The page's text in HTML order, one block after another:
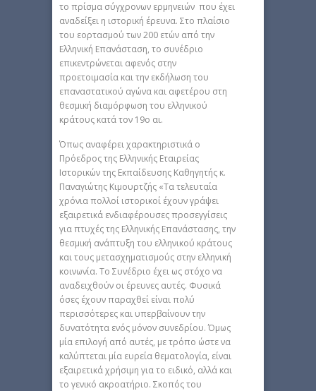
το πρίσμα σύγχρονων ερμηνειών που έχει
αναδείξει η ιστορική έρευνα. Στο πλαίσιο
του εορτασμού των 200 ετών από την
Ελληνική Επανάσταση, το συνέδριο
επικεντρώνεται αφενός στην
προετοιμασία και την εκδήλωση του
επαναστατικού αγώνα και αφετέρου στη
θεσμική διαμόρφωση του ελληνικού
κράτους κατά τον 19ο αι.
Όπως αναφέρει χαρακτηριστικά ο
Πρόεδρος της Ελληνικής Εταιρείας
Ιστορικών της Εκπαίδευσης Καθηγητής κ.
Παναγιώτης Κιμουρτζής «Τα τελευταία
χρόνια πολλοί ιστορικοί έχουν γράψει
εξαιρετικά ενδιαφέρουσες προσεγγίσεις
για πτυχές της Ελληνικής Επανάστασης, την
θεσμική ανάπτυξη του ελληνικού κράτους
και τους μετασχηματισμούς στην ελληνική
κοινωνία. Το Συνέδριο έχει ως στόχο να
αναδειχθούν οι έρευνες αυτές. Φυσικά
όσες έχουν παραχθεί είναι πολύ
περισσότερες και υπερβαίνουν την
δυνατότητα ενός μόνον συνεδρίου. Όμως
μία επιλογή από αυτές, με τρόπο ώστε να
καλύπτεται μία ευρεία θεματολογία, είναι
εξαιρετικά χρήσιμη για το ειδικό, αλλά και
το γενικό ακροατήριο. Σκοπός του